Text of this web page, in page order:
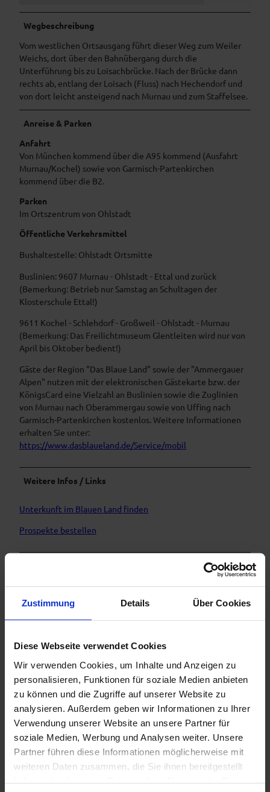
Zustimmung Details Über Cookies
Diese Webseite verwendet Cookies
Wir verwenden Cookies, um Inhalte und Anzeigen zu
personalisieren, Funktionen für soziale Medien anbieten
zu können und die Zugriffe auf unserer Website zu
analysieren. Außerdem geben wir Informationen zu Ihrer
Verwendung unserer Website an unsere Partner für
soziale Medien, Werbung und Analysen weiter. Unsere
Partner führen diese Informationen möglicherweise mit
weiteren Daten zusammen, die Sie ihnen bereitgestellt
Wegbeschreibung
Vom westlichen Ortsausgang führt dieser Weg zum Weiler
Weichs, dort über den Bahnübergang durch die
Unterführung bis zu Loisachbrücke. Nach der Brücke dann
rechts ab, entlang der Loisach (Fluss) nach Hechendorf und
von dort leicht ansteigend nach Murnau und zum Staffelsee.
Anreise & Parken
Anfahrt
Von München kommend über die A95 kommend (Ausfahrt
Murnau/Kochel) sowie von Garmisch-Partenkirchen
kommend über die B2.
Parken
Im Ortszentrum von Ohlstadt
Öffentliche Verkehrsmittel
Bushaltestelle: Ohlstadt Ortsmitte
Buslinien: 9607 Murnau - Ohlstadt - Ettal und zurück
(Bemerkung: Betrieb nur Samstag an Schultagen der
Klosterschule Ettal!)
9611 Kochel - Schlehdorf - Großweil - Ohlstadt - Murnau
(Bemerkung: Das Freilichtmuseum Glentleiten wird nur von
April bis Oktober bedient!)
Gäste der Region "Das Blaue Land" sowie der "Ammergauer
Alpen" nutzen mit der elektronischen Gästekarte bzw. der
KönigsCard eine Vielzahl an Buslinien sowie die Zuglinien
von Murnau nach Oberammergau sowie von Uffing nach
Garmisch-Partenkirchen kostenlos. Weitere Informationen
erhalten Sie unter:
https://www.dasblaueland.de/Service/mobil
Weitere Infos / Links
Unterkunft im Blauen Land finden
Prospekte bestellen
Naturpark Ammergauer Alpen e.V.
Im Notfall verständigen Sie bitte die nächstgelegene
diese deutschlandweit unter der Telefonnummer 112.
Die von uns beschriebenen Wander- und Radwege dienen
primär der Waldbewirtschaftung, ihre Benutzung erfolgt auf
eigene Gefahr (§ 14 Abs. 1 BWaldG).